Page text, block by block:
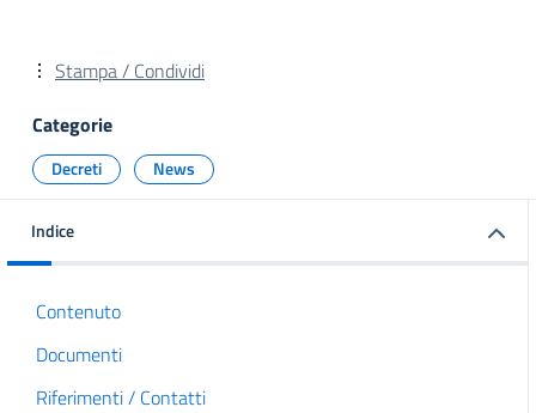
Stampa / Condividi
Categorie
Decreti News
Indice
Contenuto
Documenti
Riferimenti / Contatti